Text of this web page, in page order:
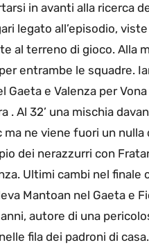
in avanti alla ricerca
legato all’episodio,
al terreno di gioco. Alla
entrambe le squadre.
Gaeta e Valenza per
. Al 32’ una mischia
ma ne viene fuori un
dei nerazzurri con
Ultimi cambi nel finale
Mantoan nel Gaeta e
autore di una
fila dei padroni di